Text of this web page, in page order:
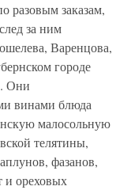
разовым заказам,
за ним
Варенцова,
городе
Они
винами блюда
малосольную
телятины,
фазанов,
и ореховых